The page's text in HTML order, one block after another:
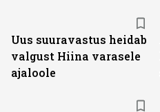
Uus suuravastus heidab
valgust Hiina varasele
ajaloole